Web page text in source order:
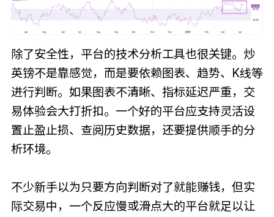
除了安全性，平台的技术分析工具也很关键。炒
英镑不是靠感觉，而是要依赖图表、趋势、K线等
进行判断。如果图表不清晰、指标延迟严重，交
易体验会大打折扣。一个好的平台应支持灵活设
置止盈止损、查阅历史数据，还要提供顺手的分
析环境。
不少新手以为只要方向判断对了就能赚钱，但实
际交易中，一个反应慢或滑点大的平台就足以让